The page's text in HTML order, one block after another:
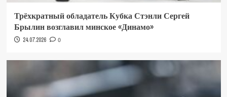
Трёхкратный обладатель Кубка Стэнли Сергей
Брылин возглавил минское «Динамо»
24.07.2026 0